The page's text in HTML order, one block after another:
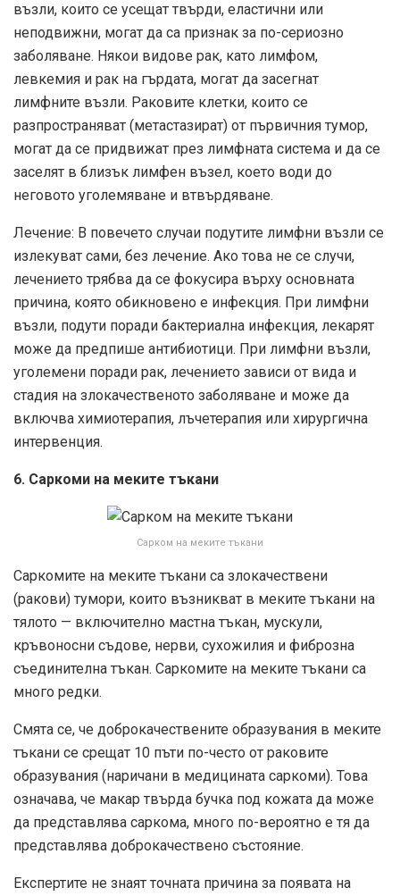
възли, които се усещат твърди, еластични или
неподвижни, могат да са признак за по-сериозно
заболяване. Някои видове рак, като лимфом,
левкемия и рак на гърдата, могат да засегнат
лимфните възли. Раковите клетки, които се
разпространяват (метастазират) от първичния тумор,
могат да се придвижат през лимфната система и да се
заселят в близък лимфен възел, което води до
неговото уголемяване и втвърдяване.
Лечение: В повечето случаи подутите лимфни възли се
излекуват сами, без лечение. Ако това не се случи,
лечението трябва да се фокусира върху основната
причина, която обикновено е инфекция. При лимфни
възли, подути поради бактериална инфекция, лекарят
може да предпише антибиотици. При лимфни възли,
уголемени поради рак, лечението зависи от вида и
стадия на злокачественото заболяване и може да
включва химиотерапия, лъчетерапия или хирургична
интервенция.
6. Саркоми на меките тъкани
Сарком на меките тъкани
Саркомите на меките тъкани са злокачествени
(ракови) тумори, които възникват в меките тъкани на
тялото — включително мастна тъкан, мускули,
кръвоносни съдове, нерви, сухожилия и фиброзна
съединителна тъкан. Саркомите на меките тъкани са
много редки.
Смята се, че доброкачествените образувания в меките
тъкани се срещат 10 пъти по-често от раковите
образувания (наричани в медицината саркоми). Това
означава, че макар твърда бучка под кожата да може
да представлява саркома, много по-вероятно е тя да
представлява доброкачествено състояние.
Експертите не знаят точната причина за появата на